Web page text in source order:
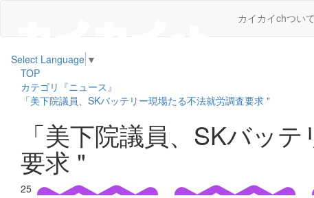
カイカイchついて
Select Language ▼
TOP
カテゴリ『ニュース』
「美下院議員、SKバッテリー現場たる不法就労調査要求 "
「美下院議員、SKバッ
要求 "
25